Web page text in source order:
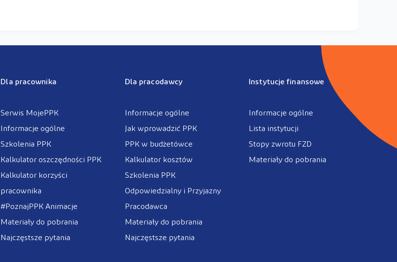
Dla pracownika
Serwis MojePPK
Informacje ogólne
Szkolenia PPK
Kalkulator oszczędności PPK
Kalkulator korzyści
pracownika
#PoznajPPK Animacje
Materiały do pobrania
Najczęstsze pytania
Dla pracodawcy
Informacje ogólne
Jak wprowadzić PPK
PPK w budżetówce
Kalkulator kosztów
Szkolenia PPK
Odpowiedzialny i Przyjazny
Pracodawca
Materiały do pobrania
Najczęstsze pytania
Instytucje finansowe
Informacje ogólne
Lista instytucji
Stopy zwrotu FZD
Materiały do pobrania